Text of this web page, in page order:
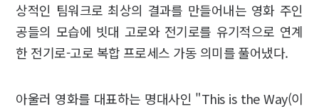
상적인 팀워크로 최상의 결과를 만들어내는 영화 주인
공들의 모습에 빗대 고로와 전기로를 유기적으로 연계
한 전기로-고로 복합 프로세스 가동 의미를 풀어냈다.
아울러 영화를 대표하는 명대사인 "This is the Way(이